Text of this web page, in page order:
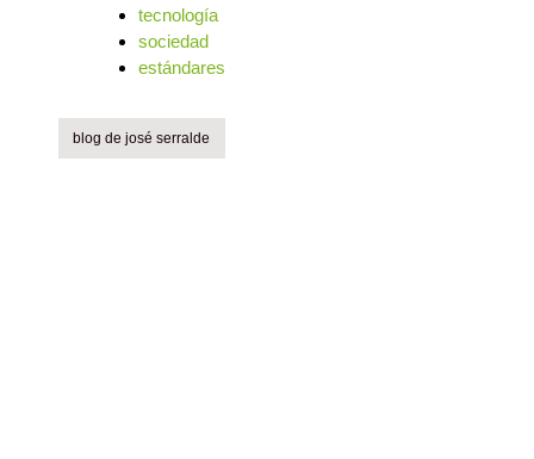
tecnología
sociedad
estándares
blog de josé serralde